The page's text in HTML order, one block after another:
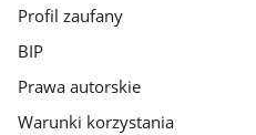
Profil zaufany
BIP
Prawa autorskie
Warunki korzystania